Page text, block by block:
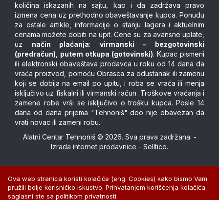
količina iskazanih na sajtu, kao i da zadržava pravo
izmena cena uz prethodno obaveštavanje kupca. Ponudu
za ostale artikle, informacije o stanju lagera i aktuelnim
cenama možete dobiti na upit. Cene su za avansne uplate,
uz način plaćanja: virmanski - bezgotovinski
(predračun)
putem otkupa (gotovinski). Kupac pismeni
ili elektronski obaveštava prodavca u roku od 14 dana da
vraća proizvod, pomoću Obrasca za odustanak ili zamenu
koji se dobija na email po upitu, i roba se vraća ili menja
isključivo uz fiskalni ili virmanski račun. Troškove vraćanja i
zamene robe vrši se isključivo o trošku kupca. Posle 14
dana od dana prijema "Tehnoniš" doo nije obavezan da
vrati novac ili zameni robu.
Alatni Centar Tehnoniš © 2026. Sva prava zadržana. -
Izrada internet prodavnice - Selltico.
Ova web stranica koristi kolačiće (eng. Cookies) kako bismo Vam
pružili bolje korisničko iskustvo. Prihvatanjem korišćenja kolačića
saglasni ste sa politikom privatnosti.